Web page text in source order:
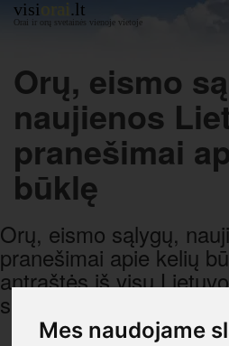
Mes naudojame
visiorai.lt
Orai ir orų svetainės vienoje vietoje
Orų, eismo
naujienos
pranešimai
būklę
Orų, eismo sąlygų,
pranešimai apie kelių
antraštės iš visų
sugrupuotos pagal datą
R E K L A M A